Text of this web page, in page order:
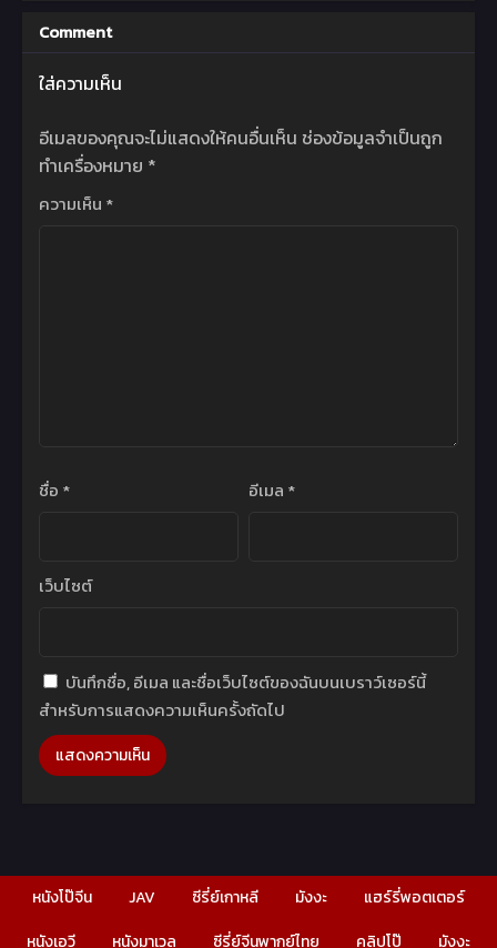
Comment
ใส่ความเห็น
อีเมลของคุณจะไม่แสดงให้คนอื่นเห็น ช่องข้อมูลจำเป็นถูก
ทำเครื่องหมาย *
ความเห็น *
ชื่อ * อีเมล *
เว็บไซต์
บันทึกชื่อ, อีเมล และชื่อเว็บไซต์ของฉันบนเบราว์เซอร์นี้
สำหรับการแสดงความเห็นครั้งถัดไป
หนังโป๊จีน JAV ซีรี่ย์เกาหลี มังงะ
แฮร์รี่พอตเตอร์
หนังเอวี
หนังมาเวล ซีรี่ย์จีนพากย์ไทย คลิปโป๊ มังงะ